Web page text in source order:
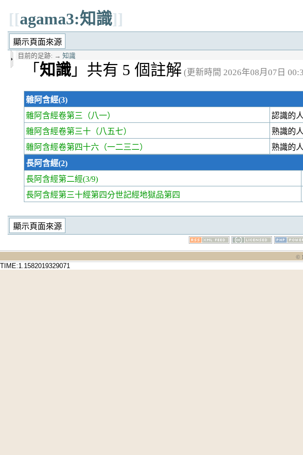
[[agama3:知識]]
目前的足跡: → 知識
「 知識 」共有 5 個註解 (更新時間 2026年08月07日
雜阿含經(3)
雜阿含經卷第三
（八一） 認識的
雜阿含經卷第三十 （八五七） 熟識的
雜阿含經卷第四十六 （一二三二） 熟識的
長阿含經(2)
長阿含經第二經(3/9)
長阿含經第三十經第四分世記經地獄品第四
©
TIME:1.1582019329071